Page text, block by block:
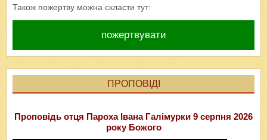
Також пожертву можна скласти тут:
пожертвувати
ПРОПОВІДІ
Проповідь отця Пароха Івана Галімурки 9 серпня 2026
року Божого